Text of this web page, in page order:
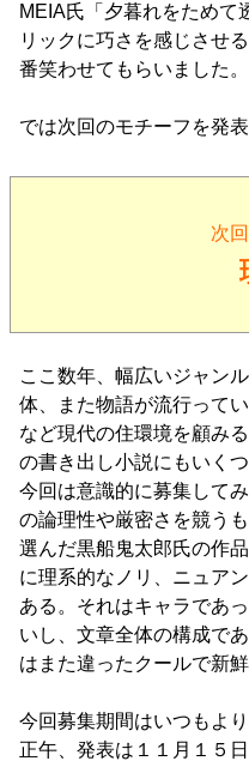
MEIA氏「夕暮れをためて
リックに巧さを感じさせ
番笑わせてもらいました。
では次回のモチーフを発表
次
ここ数年、幅広いジャン
体、また物語が流行って
など現代の住環境を顧み
の書き出し小説にもいく
今回は意識的に募集して
の論理性や厳密さを競う
選んだ黒船鬼太郎氏の作
に理系的なノリ、ニュア
ある。それはキャラであ
いし、文章全体の構成で
はまた違ったクールで新
今回募集期間はいつもよ
正午、発表は１１月１５